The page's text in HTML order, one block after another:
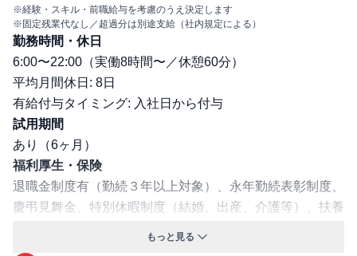
※経験・スキル・前職給与を考慮のうえ決定します
※固定残業代なし／超過分は別途支給（社内規定による）
勤務時間・休日
6:00〜22:00（実働8時間〜／休憩60分）
平均月間休日: 8日
有給付与タイミング: 入社日から付与
試用期間
あり（6ヶ月）
福利厚生・保険
退職金制度有（勤続３年以上対象）、永年勤続表彰制度、
慶弔見舞金、特別休暇制度（結婚、出産、介護等）、扶養
もっと見る